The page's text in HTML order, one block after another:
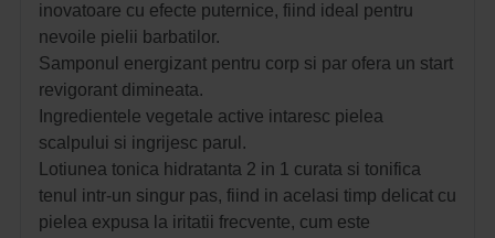
inovatoare cu efecte puternice, fiind ideal pentru
nevoile pielii barbatilor.
Samponul energizant pentru corp si par ofera un start
revigorant dimineata.
Ingredientele vegetale active intaresc pielea
scalpului si ingrijesc parul.
Lotiunea tonica hidratanta 2 in 1 curata si tonifica
tenul intr-un singur pas, fiind in acelasi timp delicat cu
pielea expusa la iritatii frecvente, cum este